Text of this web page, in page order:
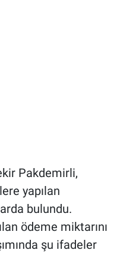
Pakdemirli,
yapılan
bulundu.
ödeme miktarını
şu ifadeler